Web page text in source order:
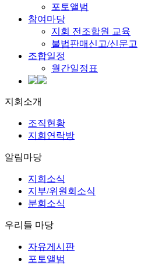
포토앨범
참여마당
지회 전조합원 교육
불법판매신고/신문고
조합일정
월간일정표
지회소개
조직현황
지회연락방
알림마당
지회소식
지부/위원회소식
분회소식
우리들 마당
자유게시판
포토앨범